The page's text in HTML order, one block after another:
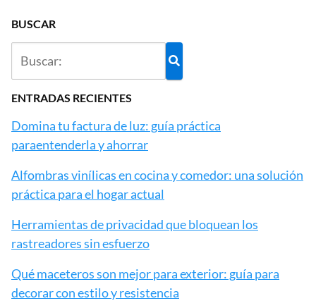
BUSCAR
ENTRADAS RECIENTES
Domina tu factura de luz: guía práctica
paraentenderla y ahorrar
Alfombras vinílicas en cocina y comedor: una solución
práctica para el hogar actual
Herramientas de privacidad que bloquean los
rastreadores sin esfuerzo
Qué maceteros son mejor para exterior: guía para
decorar con estilo y resistencia